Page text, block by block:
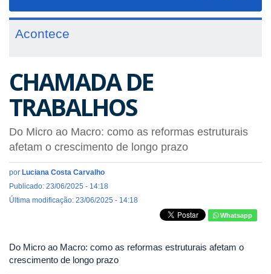
Acontece
CHAMADA DE
TRABALHOS
Do Micro ao Macro: como as reformas estruturais
afetam o crescimento de longo prazo
por Luciana Costa Carvalho
Publicado: 23/06/2025 - 14:18
Última modificação: 23/06/2025 - 14:18
Whatsapp
Do Micro ao Macro: como as reformas estruturais afetam o
crescimento de longo prazo